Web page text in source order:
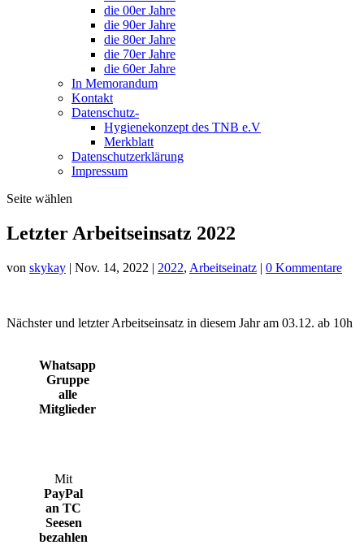
die 00er Jahre
die 90er Jahre
die 80er Jahre
die 70er Jahre
die 60er Jahre
In Memorandum
Kontakt
Datenschutz-
Hygienekonzept des TNB e.V
Merkblatt
Datenschutzerklärung
Impressum
Seite wählen
Letzter Arbeitseinsatz 2022
von skykay | Nov. 14, 2022 | 2022, Arbeitseinatz | 0 Kommentare
Nächster und letzter Arbeitseinsatz in diesem Jahr am 03.12. ab 10h
Whatsapp
Gruppe
alle
Mitglieder
Mit
PayPal
an TC
Seesen
bezahlen